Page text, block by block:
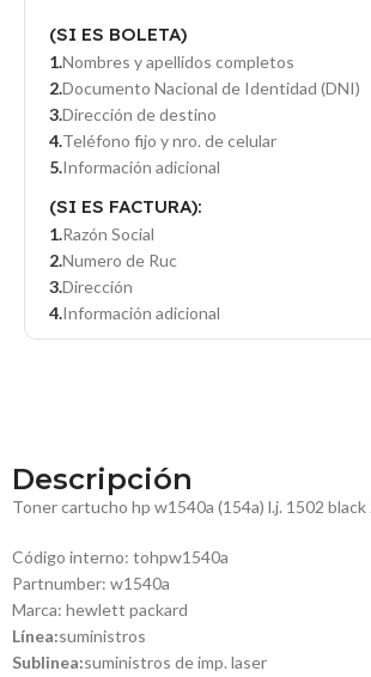
(SI ES BOLETA)
Nombres y apellidos completos
Documento Nacional de Identidad (DNI)
Dirección de destino
Teléfono fijo y nro. de celular
Información adicional
(SI ES FACTURA):
Razón Social
Numero de Ruc
Dirección
Información adicional
Descripción
Toner cartucho hp w1540a (154a) l.j. 1502 black
Código interno: tohpw1540a
Partnumber: w1540a
Marca: hewlett packard
Línea:suministros
Sublinea:suministros de imp. laser